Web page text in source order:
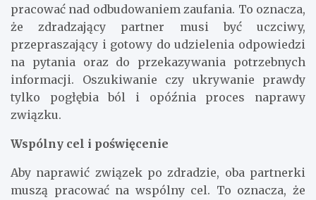
pracować nad odbudowaniem zaufania. To oznacza,
że zdradzający partner musi być uczciwy,
przepraszający i gotowy do udzielenia odpowiedzi
na pytania oraz do przekazywania potrzebnych
informacji. Oszukiwanie czy ukrywanie prawdy
tylko pogłębia ból i opóźnia proces naprawy
związku.
Wspólny cel i poświęcenie
Aby naprawić związek po zdradzie, oba partnerki
muszą pracować na wspólny cel. To oznacza, że